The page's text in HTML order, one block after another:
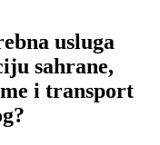
usluga
sahrane,
i transport